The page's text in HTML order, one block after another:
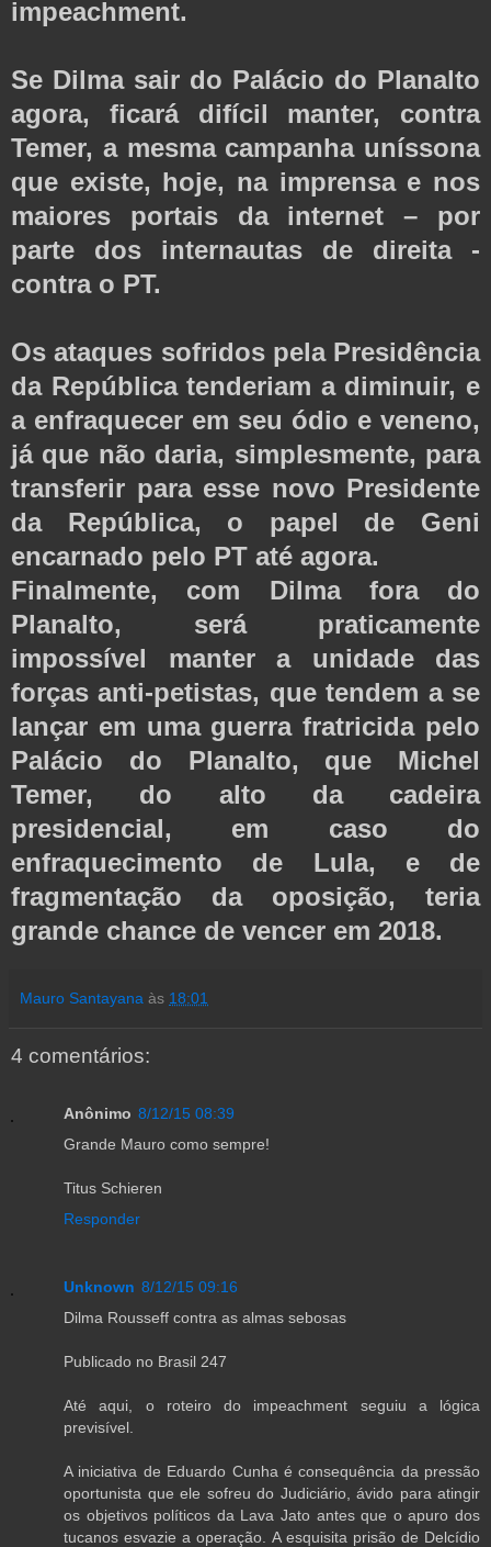
impeachment.
Se Dilma sair do Palácio do Planalto
agora, ficará difícil manter, contra
Temer, a mesma campanha uníssona
que existe, hoje, na imprensa e nos
maiores portais da internet – por
parte dos internautas de direita -
contra o PT.
Os ataques sofridos pela Presidência
da República tenderiam a diminuir, e
a enfraquecer em seu ódio e veneno,
já que não daria, simplesmente, para
transferir para esse novo Presidente
da República, o papel de Geni
encarnado pelo PT até agora.
Finalmente, com Dilma fora do
Planalto, será praticamente
impossível manter a unidade das
forças anti-petistas, que tendem a se
lançar em uma guerra fratricida pelo
Palácio do Planalto, que Michel
Temer, do alto da cadeira
presidencial, em caso do
enfraquecimento de Lula, e de
fragmentação da oposição, teria
grande chance de vencer em 2018.
Mauro Santayana às 18:01
4 comentários:
Anônimo 8/12/15 08:39
Grande Mauro como sempre!
Titus Schieren
Responder
Unknown 8/12/15 09:16
Dilma Rousseff contra as almas sebosas
Publicado no Brasil 247
Até aqui, o roteiro do impeachment seguiu a lógica
previsível.
A iniciativa de Eduardo Cunha é consequência da pressão
oportunista que ele sofreu do Judiciário, ávido para atingir
os objetivos políticos da Lava Jato antes que o apuro dos
tucanos esvazie a operação. A esquisita prisão de Delcídio